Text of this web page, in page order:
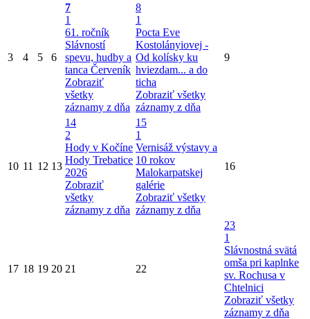
3 4 5 6
7
1
61. ročník
Slávností
spevu, hudby a
tanca Červeník
Zobraziť
všetky
záznamy z dňa
8
1
Pocta Eve
Kostolányiovej -
Od kolísky ku
hviezdam... a do
ticha
Zobraziť všetky
záznamy z dňa
9
10 11 12 13
14
2
Hody v Kočíne
Hody Trebatice
2026
Zobraziť
všetky
záznamy z dňa
15
1
Vernisáž výstavy a
10 rokov
Malokarpatskej
galérie
Zobraziť všetky
záznamy z dňa
16
17 18 19 20 21 22
23
1
Slávnostná svätá
omša pri kaplnke
sv. Rochusa v
Chtelnici
Zobraziť všetky
záznamy z dňa